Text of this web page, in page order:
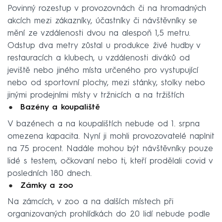
Povinný rozestup v provozovnách či na hromadných
akcích mezi zákazníky, účastníky či návštěvníky se
mění ze vzdálenosti dvou na alespoň 1,5 metru.
Odstup dva metry zůstal u produkce živé hudby v
restauracích a klubech, u vzdálenosti diváků od
jeviště nebo jiného místa určeného pro vystupující
nebo od sportovní plochy, mezi stánky, stolky nebo
jinými prodejními místy v tržnicích a na tržištích
Bazény a koupaliště
V bazénech a na koupalištích nebude od 1. srpna
omezena kapacita. Nyní ji mohli provozovatelé naplnit
na 75 procent. Nadále mohou být návštěvníky pouze
lidé s testem, očkovaní nebo ti, kteří prodělali covid v
posledních 180 dnech.
Zámky a zoo
Na zámcích, v zoo a na dalších místech při
organizovaných prohlídkách do 20 lidí nebude podle